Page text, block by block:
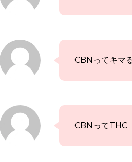
CBNってキマ
CBNってTHC